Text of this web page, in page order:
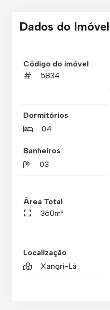
Dados do Imóvel
Código do imóvel
5834
Dormitórios
04
Banheiros
03
Área Total
360m²
Localização
Xangri-Lá